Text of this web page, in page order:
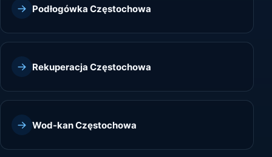
Podłogówka Częstochowa
Rekuperacja Częstochowa
Wod-kan Częstochowa